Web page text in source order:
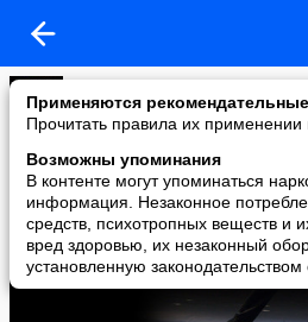
Применяются
Прочитать правила их
Возможны упоминания
В контенте могут упоминаться
информация. Незаконное
средств, психотропных веществ и
вред здоровью, их незаконный
установленную законодательством
Krasopera
added a photo
15 Feb в 08:00